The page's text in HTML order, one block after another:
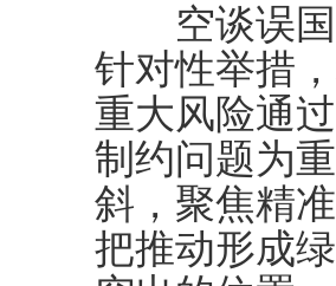
空谈误国
针对性举措
重大风险通
制约问题为
斜，聚焦精
把推动形成